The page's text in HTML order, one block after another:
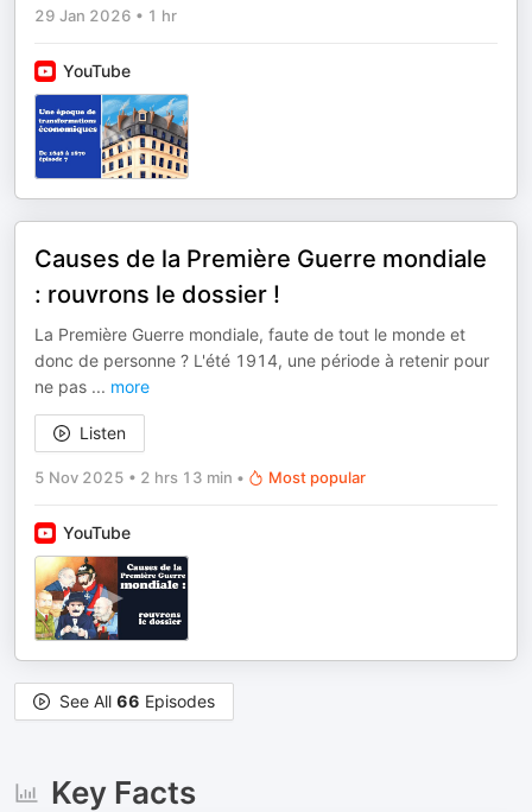
29 Jan 2026 • 1 hr
YouTube
Causes de la Première Guerre mondiale
: rouvrons le dossier !
La Première Guerre mondiale, faute de tout le monde et
donc de personne ? L'été 1914, une période à retenir pour
ne pas ... more
Listen
5 Nov 2025 • 2 hrs 13 min • Most popular
YouTube
See All 66 Episodes
Key Facts